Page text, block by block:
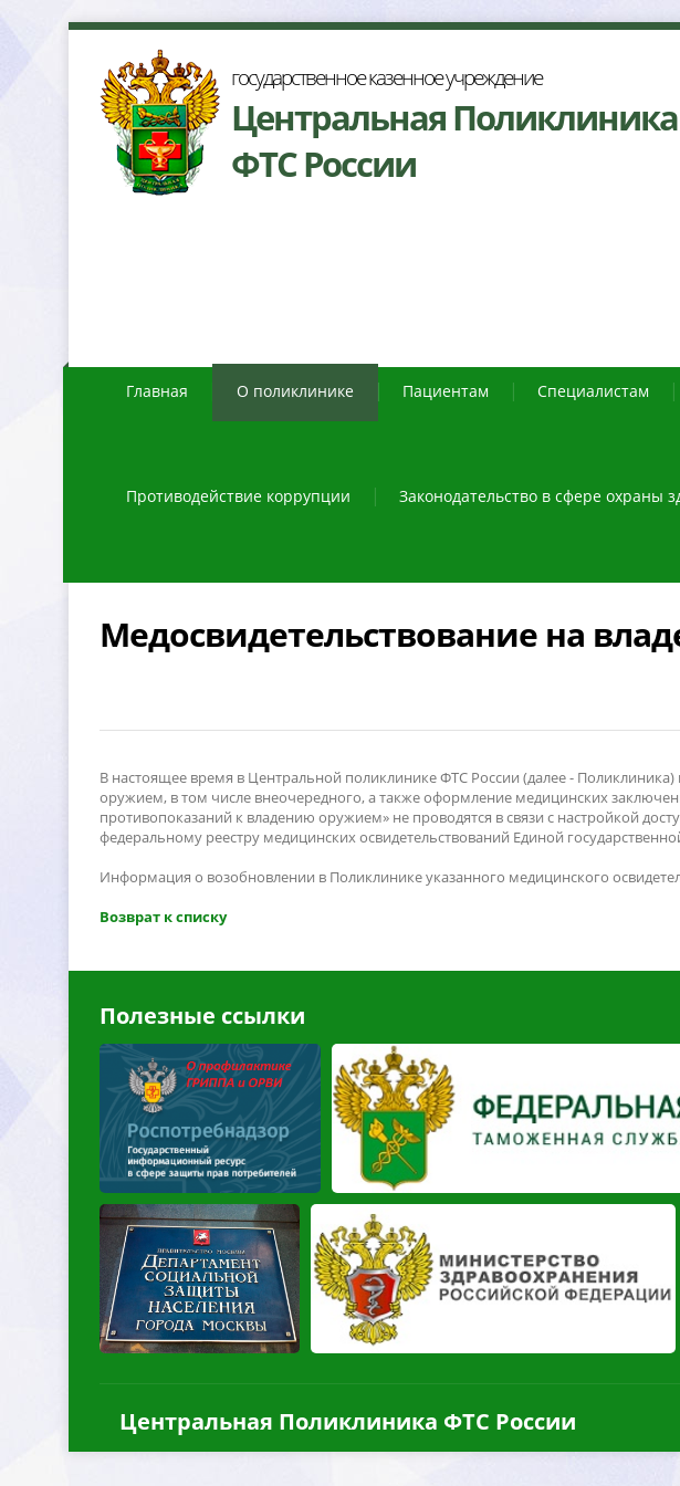
осударственное казенное учреждение
Центральная Поликлиника
ФТС России
Главная О поликлинике Пациентам Специалистам
Противодействие коррупции Законодательство в сфере охраны
Медосвидетельствование на
настоящее время в Центральной поликлинике ФТС России (далее -
оружием, в том числе внеочередного, а также оформление медицинских
противопоказаний к владению оружием» не проводятся в связи с настройкой
федеральному реестру медицинских освидетельствований Единой
Информация о возобновлении в Поликлинике указанного медицинского
озврат к списку
Полезные ссылки
Центральная Поликлиника ФТС России